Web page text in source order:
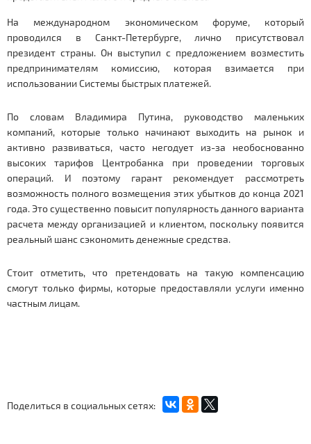
На международном экономическом форуме, который
проводился в Санкт-Петербурге, лично присутствовал
президент страны. Он выступил с предложением возместить
предпринимателям комиссию, которая взимается при
использовании Системы быстрых платежей.
По словам Владимира Путина, руководство маленьких
компаний, которые только начинают выходить на рынок и
активно развиваться, часто негодует из-за необоснованно
высоких тарифов Центробанка при проведении торговых
операций. И поэтому гарант рекомендует рассмотреть
возможность полного возмещения этих убытков до конца 2021
года. Это существенно повысит популярность данного варианта
расчета между организацией и клиентом, поскольку появится
реальный шанс сэкономить денежные средства.
Стоит отметить, что претендовать на такую компенсацию
смогут только фирмы, которые предоставляли услуги именно
частным лицам.
Поделиться в социальных сетях: